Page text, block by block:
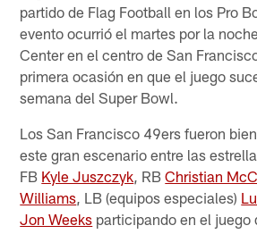
partido de Flag Football en los Pro
evento ocurrió el martes por la
Center en el centro de San
primera ocasión en que el juego
semana del Super Bowl.
Los San Francisco 49ers fueron
este gran escenario entre las
FB Kyle Juszczyk , RBChristian
Williams , LB (equipos especiales)
Jon Weeks participando en el juego